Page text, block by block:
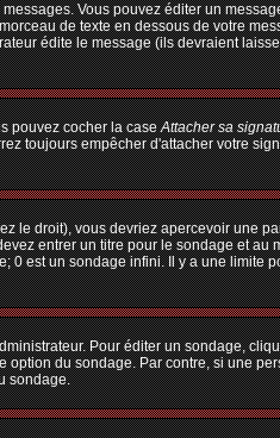
Vous pouvez éditer un
de texte en dessous de votre
édite le message (ils devraient
pouvez cocher la caseAttacher sa
toujours empêcher d'attacher votre
le droit), vous devriez apercevoir une
entrer un titre pour le sondage et
0 est un sondage infini. Il y a une limite
Pour éditer un sondage,
du sondage. Par contre, si une
sondage.